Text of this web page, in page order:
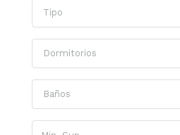
Tipo
Dormitorios
Baños